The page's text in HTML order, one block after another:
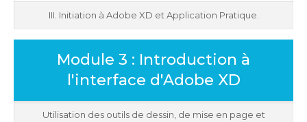
III. Initiation à Adobe XD et Application Pratique.
Module 3 : Introduction à
l'interface d'Adobe XD
Utilisation des outils de dessin, de mise en page et